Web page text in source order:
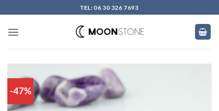
to
content
TEL: 06 30 326 7693
-47%